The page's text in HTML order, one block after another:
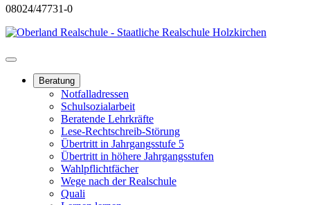
08024/47731-0
Beratung
Notfalladressen
Schulsozialarbeit
Beratende Lehrkräfte
Lese-Rechtschreib-Störung
Übertritt in Jahrgangsstufe 5
Übertritt in höhere Jahrgangsstufen
Wahlpflichtfächer
Wege nach der Realschule
Quali